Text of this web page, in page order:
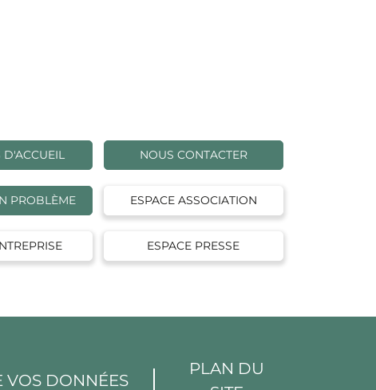
D'ACCUEIL NOUS CONTACTER
PROBLÈME ESPACE ASSOCIATION
ESPACE PRESSE
VOS DONNÉES
PLAN DU